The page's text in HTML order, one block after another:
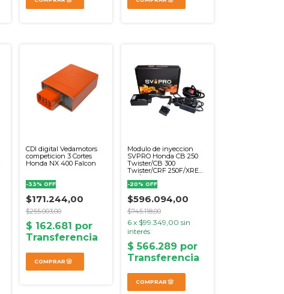
CDI digital Vedamotors
competicion 3 Cortes
Honda NX 400 Falcon
-33% OFF
$171.244,00
$255.003,00
Modulo de inyeccion
SVPRO Honda CB 250
Twister/CB 300
Twister/CRF 250F/XRE
300/XR 300 Tornado (EX-
Servitec)
-20% OFF
$596.094,00
$745.118,00
6 x $99.349,00 sin
interés